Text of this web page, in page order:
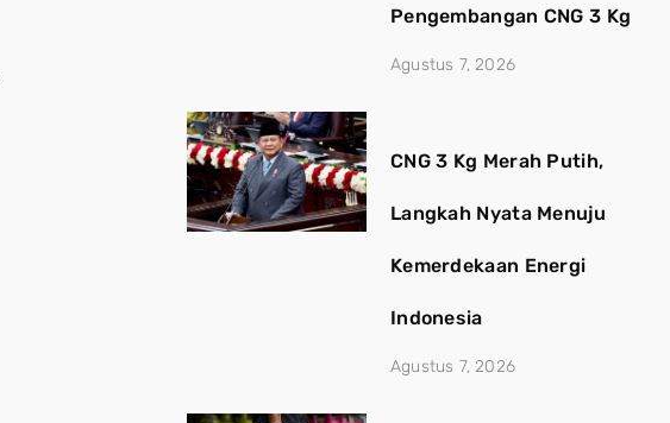
Pengembangan CNG 3 Kg
Agustus 7, 2026
CNG 3 Kg Merah Putih,
Langkah Nyata Menuju
Kemerdekaan Energi
Indonesia
Agustus 7, 2026